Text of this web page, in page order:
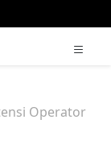
Operator